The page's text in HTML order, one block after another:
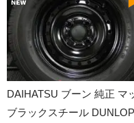
夏タイヤホイール
12インチ：夏タイヤホ
13インチ：夏タイヤ
14インチ：夏タイヤ
DAIHATSU ブーン 純正 マ
ブラックスチール DUNLOP